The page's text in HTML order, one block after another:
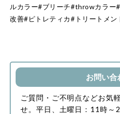
ルカラー#ブリーチ#throwカラー#
改善#ピトレティカ# トリートメン
お問い合
ご質問・ご不明点などお気
せ。 平日、土曜日：11時～